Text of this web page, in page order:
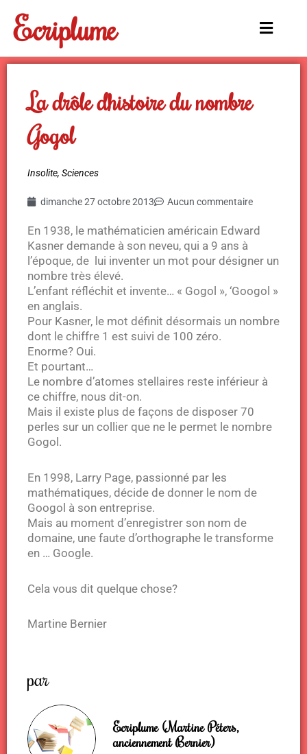
contenu
Ecriplume
Main
La drôle d’histoire du nombre
Gogol
Insolite, Sciences
dimanche 27 octobre 2013 Aucun commentaire
En 1938, le mathématicien américain Edward
Kasner demande à son neveu, qui a 9 ans à
l’époque, de lui inventer un mot pour désigner un
nombre très élevé.
L’enfant réfléchit et invente… « Gogol », ‘Googol »
en anglais.
Pour Kasner, le mot définit désormais un nombre
dont le chiffre 1 est suivi de 100 zéro.
Enorme? Oui.
Et pourtant…
Le nombre d’atomes stellaires reste inférieur à
ce chiffre, nous dit-on.
Mais il existe plus de façons de disposer 70
perles sur un collier que ne le permet le nombre
Gogol.
En 1998, Larry Page, passionné par les
mathématiques, décide de donner le nom de
Googol à son entreprise.
Mais au moment d’enregistrer son nom de
domaine, une faute d’orthographe le transforme
en … Google.
Cela vous dit quelque chose?
Martine Bernier
par
Ecriplume (Martine Péters,
anciennement Bernier)